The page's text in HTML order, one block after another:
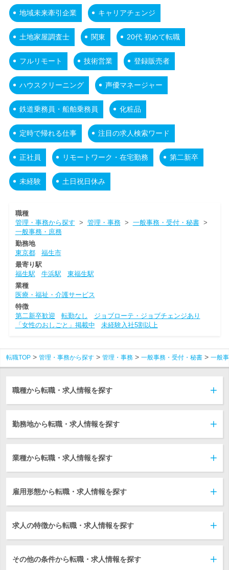
地域未来牽引企業 キャリアチェンジ
土地家屋調査士 関東 20代 初めて転職
フルリモート 技術営業 登録販売者
ハウスクリーニング 声優マネージャー
鉄道乗務員・船舶乗務員 化粧品
定時で帰れる仕事 注目の求人検索ワード
正社員 リモートワーク・在宅勤務 第二新卒
未経験 土日祝日休み
職種
管理・事務から探す > 管理・事務> 一般事務・受付・秘書>
一般事務・庶務
勤務地
東京都
福生市
最寄り駅
福生駅
牛浜駅
東福生駅
業種
医療・福祉・介護サービス
特徴
第二新卒歓迎
転勤なし
ジョブローテ・ジョブチェンジあり
「女性のおしごと」掲載中
未経験入社5割以上
転職TOP 管理・事務から探す 管理・事務 一般事務・受付・秘書 一般
職種から転職・求人情報を探す
勤務地から転職・求人情報を探す
業種から転職・求人情報を探す
雇用形態から転職・求人情報を探す
求人の特徴から転職・求人情報を探す
その他の条件から転職・求人情報を探す